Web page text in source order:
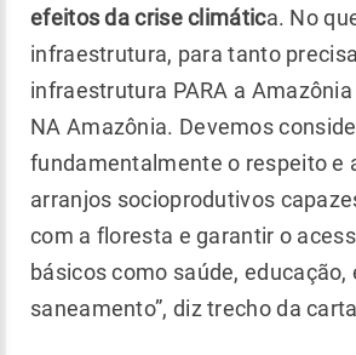
efeitos da crise climática. No
infraestrutura, para tanto
infraestrutura PARA a
NA Amazônia. Devemos
fundamentalmente o respeito e
arranjos socioprodutivos
com a floresta e garantir o
básicos como saúde, educação,
saneamento”, diz trecho da